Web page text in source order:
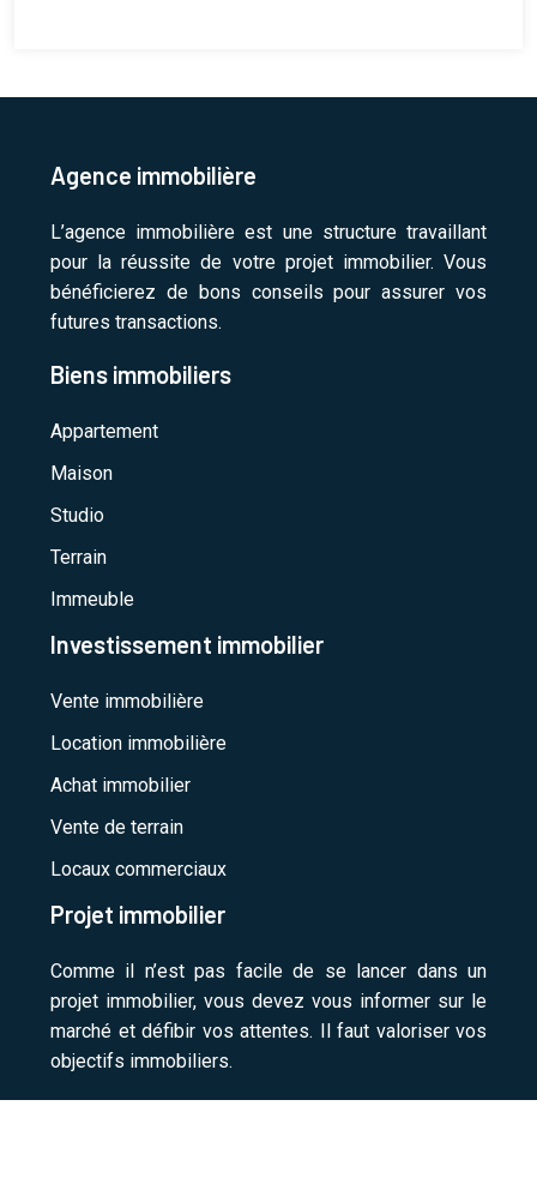
Agence immobilière
L’agence immobilière est une structure travaillant
pour la réussite de votre projet immobilier. Vous
bénéficierez de bons conseils pour assurer vos
futures transactions.
Biens immobiliers
Appartement
Maison
Studio
Terrain
Immeuble
Investissement immobilier
Vente immobilière
Location immobilière
Achat immobilier
Vente de terrain
Locaux commerciaux
Projet immobilier
Comme il n’est pas facile de se lancer dans un
projet immobilier, vous devez vous informer sur le
marché et défibir vos attentes. Il faut valoriser vos
objectifs immobiliers.